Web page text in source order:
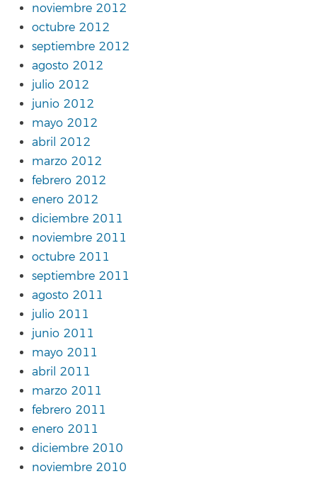
noviembre 2012
octubre 2012
septiembre 2012
agosto 2012
julio 2012
junio 2012
mayo 2012
abril 2012
marzo 2012
febrero 2012
enero 2012
diciembre 2011
noviembre 2011
octubre 2011
septiembre 2011
agosto 2011
julio 2011
junio 2011
mayo 2011
abril 2011
marzo 2011
febrero 2011
enero 2011
diciembre 2010
noviembre 2010